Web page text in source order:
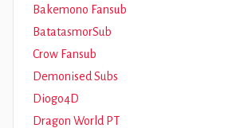
Bakemono Fansub
BatatasmorSub
Crow Fansub
Demonised Subs
Diogo4D
Dragon World PT